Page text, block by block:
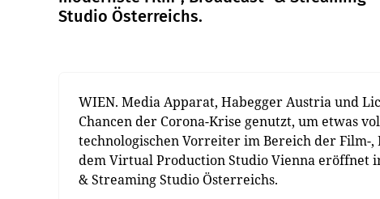
Studio Österreichs.
WIEN. Media Apparat, Habegger Austria und
Chancen der Corona-Krise genutzt, um etwas
technologischen Vorreiter im Bereich der Film-
dem Virtual Production Studio Vienna eröffnet
& Streaming Studio Österreichs.